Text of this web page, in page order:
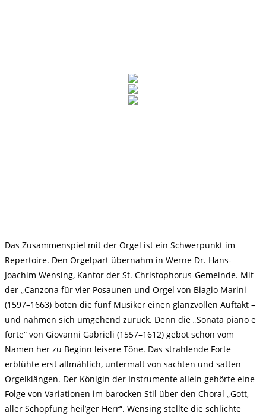
Das Zusammenspiel mit der Orgel ist ein Schwerpunkt im
Repertoire. Den Orgelpart übernahm in Werne Dr. Hans-
Joachim Wensing, Kantor der St. Christophorus-Gemeinde. Mit
der „Canzona für vier Posaunen und Orgel von Biagio Marini
(1597–1663) boten die fünf Musiker einen glanzvollen Auftakt –
und nahmen sich umgehend zurück. Denn die „Sonata piano e
forte“ von Giovanni Gabrieli (1557–1612) gebot schon vom
Namen her zu Beginn leisere Töne. Das strahlende Forte
erblühte erst allmählich, untermalt von sachten und satten
Orgelklängen. Der Königin der Instrumente allein gehörte eine
Folge von Variationen im barocken Stil über den Choral „Gott,
aller Schöpfung heil’ger Herr“. Wensing stellte die schlichte